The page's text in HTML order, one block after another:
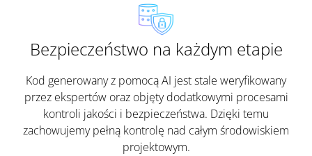
Bezpieczeństwo na każdym etapie
Kod generowany z pomocą AI jest stale weryfikowany
przez ekspertów oraz objęty dodatkowymi procesami
kontroli jakości i bezpieczeństwa. Dzięki temu
zachowujemy pełną kontrolę nad całym środowiskiem
projektowym.